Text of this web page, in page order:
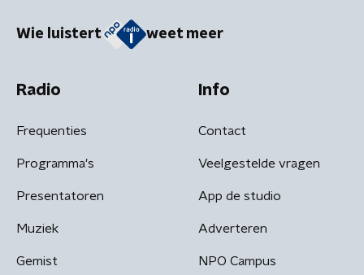
Wie luistert weet meer
Radio
Frequenties
Programma's
Presentatoren
Muziek
Gemist
Info
Contact
Veelgestelde vragen
App de studio
Adverteren
NPO Campus